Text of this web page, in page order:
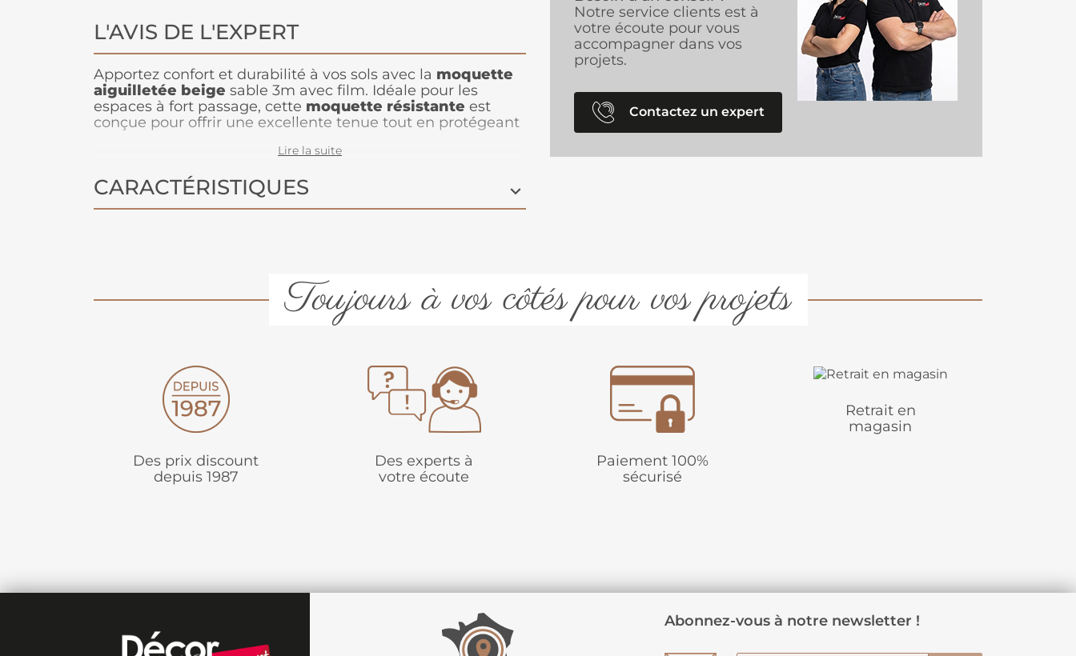
L'AVIS DE L'EXPERT
Apportez confort et durabilité à vos sols avec la moquette
aiguilletée beige sable 3m avec film. Idéale pour les
espaces à fort passage, cette moquette résistante est
conçue pour offrir une excellente tenue tout en protégeant
sable douce et lumineuse s’harmonise parfaitement avec
chaleureuse et accueillante.Facile à poser et à
, elle est parfaite pour les bureaux, halls ou
Lire la suite
CARACTÉRISTIQUES
Notre service clients est à
votre écoute pour vous
accompagner dans vos
projets.
Contactez un expert
Toujours à vos côtés pour vos projets
Des prix discount
depuis 1987
Des experts à
votre écoute
Paiement 100%
sécurisé
Retrait en
magasin
Abonnez-vous à notre newsletter !